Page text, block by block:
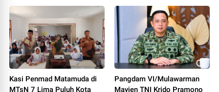
Kasi Penmad Matamuda di
MTsN 7 Lima Puluh Kota
Pangdam VI/Mulawarman
Mayjen TNI Krido Pramono